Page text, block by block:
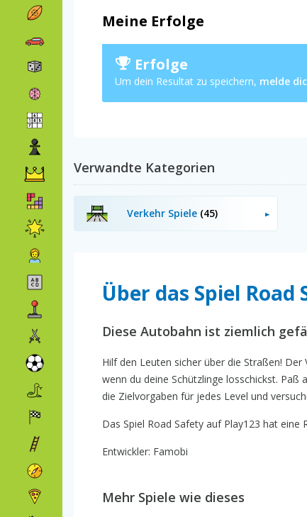
Meine Erfolge
Erfolge
Um dein Resultat zu speichern, melde
Verwandte Kategorien
Verkehr Spiele (45)
Über das Spiel Road
Diese Autobahn ist ziemlich
Hilf den Leuten sicher über die Straßen!
wenn du deine Schützlinge losschickst.
die Zielvorgaben für jedes Level und
Das Spiel Road Safety auf Play123 hat eine
Entwickler: Famobi
Mehr Spiele wie dieses